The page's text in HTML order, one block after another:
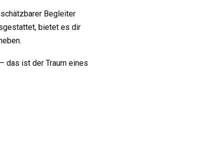
Begleiter
bietet es dir
das ist der Traum eines